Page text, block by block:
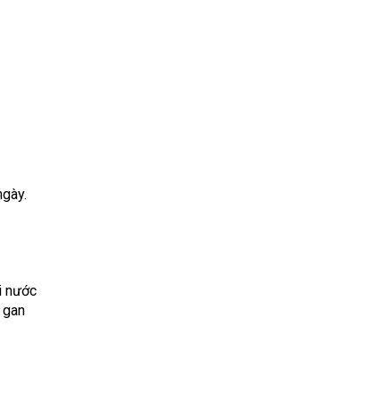
nước